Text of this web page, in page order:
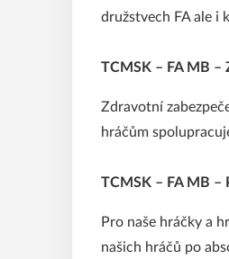
družstvech FA ale i
TCMSK – FA MB –
Zdravotní
hráčům
TCMSK – FA MB –
Pro naše hráčky a
našich hráčů po